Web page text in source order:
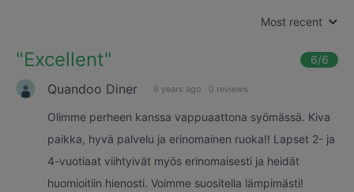
Most recent
"Excellent" 6/6
Quandoo Diner 9 years ago · 0 reviews
Olimme perheen kanssa vappuaattona syömässä. Kiva
paikka, hyvä palvelu ja erinomainen ruoka!! Lapset 2- ja
4-vuotiaat viihtyivät myös erinomaisesti ja heidät
huomioitiin hienosti. Voimme suositella lämpimästi!